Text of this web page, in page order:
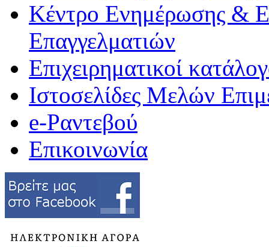
Κέντρο Ενημέρωσης &
Επαγγελματιών
Επιχειρηματικοί
Ιστοσελίδες Μελών
e-Ραντεβού
Επικοινωνία